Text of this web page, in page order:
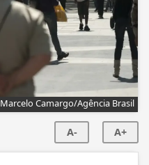
Marcelo Camargo/Agência Brasil
A- A+